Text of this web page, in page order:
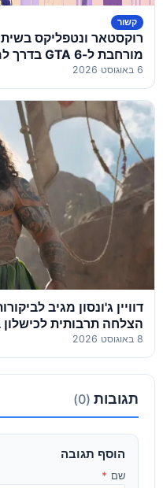
קשור
רוקסטאר ונטפליקס
מורחבת ל-GTA 6 בדרך למסך הקטן
6 באוגוסט 2026
דוויין ג'ונסון מגיב
הצלחה תרבותית לכישלון
8 באוגוסט 2026
תגובות (0)
הוסף תגובה
שם *